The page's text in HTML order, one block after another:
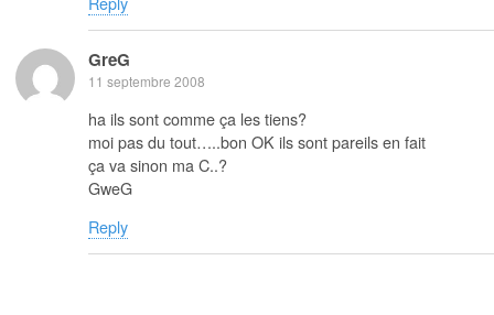
GreG
11 septembre 2008
ha ils sont comme ça les tiens?
moi pas du tout…..bon OK ils sont pareils en fait
ça va sinon ma C..?
GweG
Reply